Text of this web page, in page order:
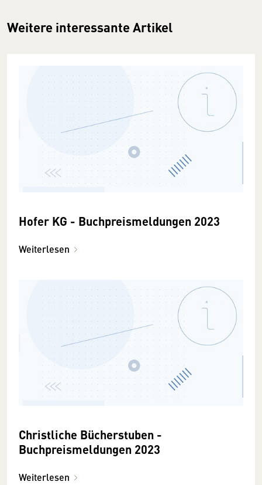
Weitere interessante Artikel
Hofer KG - Buchpreismeldungen 2023
Weiterlesen
Christliche Bücherstuben -
Buchpreismeldungen 2023
Weiterlesen